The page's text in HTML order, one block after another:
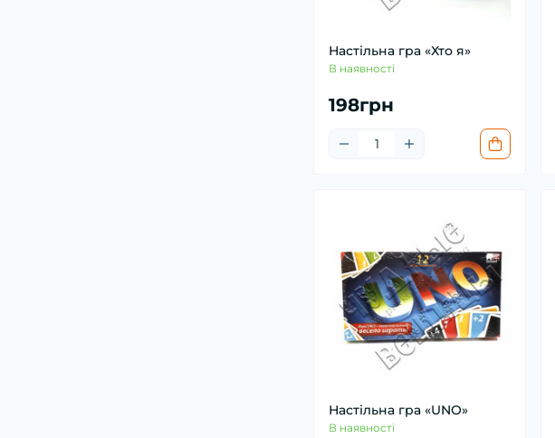
Настільна гра «Хто я»
В наявності
198грн
Настільна гра «UNO»
В наявності